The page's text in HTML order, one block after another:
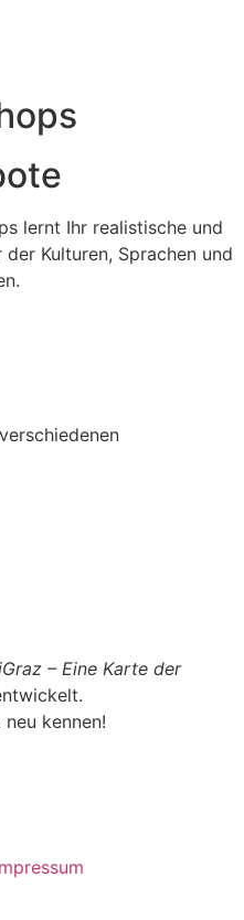
lernt Ihr realistische und
Kulturen, Sprachen und
– Eine Karte der
kennen!